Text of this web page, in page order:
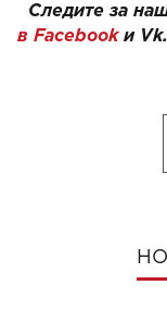
Следите за
в Facebookи